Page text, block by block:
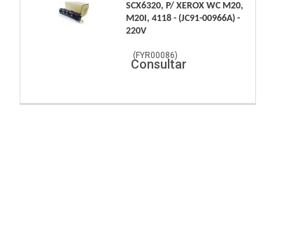
SCX6320, P/ XEROX WC M20,
M20I, 4118 - (JC91-00966A) -
220V
( FYR00086)
Consultar